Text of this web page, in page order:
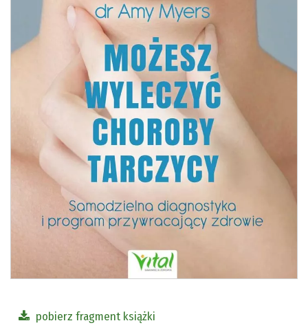
pobierz fragment książki